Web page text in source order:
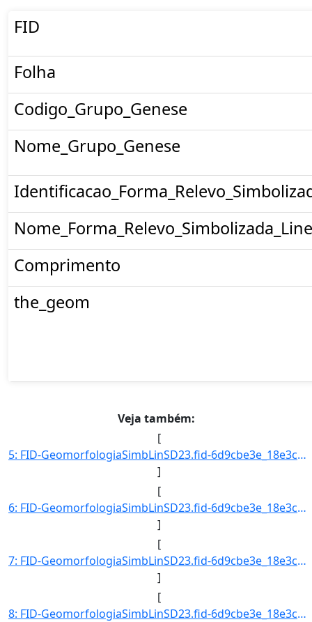
FID
Folha
Codigo_Grupo_Genese
Nome_Grupo_Genese
Comprimento
the_geom
Veja também:
[
5: FID-GeomorfologiaSimbLinSD23.fid-6d9cbe3e_18e3cb6078c_-6861-Folha-SD23-Codigo_Grupo_Genese-4-Nome_Gr]
]
[
6: FID-GeomorfologiaSimbLinSD23.fid-6d9cbe3e_18e3cb6078c_-6860-Folha-SD23-Codigo_Grupo_Genese-4-Nome_Gr]
]
[
7: FID-GeomorfologiaSimbLinSD23.fid-6d9cbe3e_18e3cb6078c_-685f-Folha-SD23-Codigo_Grupo_Genese-4-Nome_Gr]
]
[
8: FID-GeomorfologiaSimbLinSD23.fid-6d9cbe3e_18e3cb6078c_-685e-Folha-SD23-Codigo_Grupo_Genese-4-Nome_Gr]